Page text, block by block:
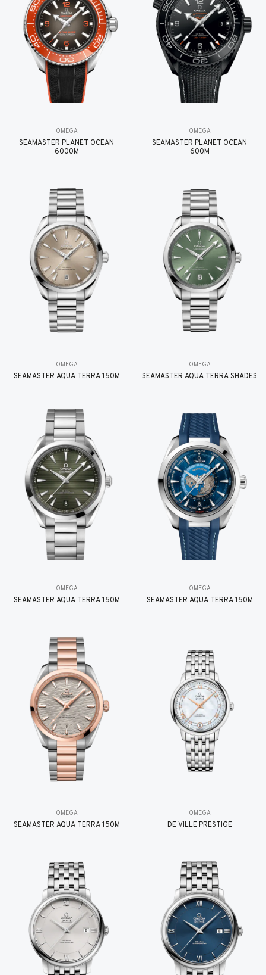
OMEGA
SEAMASTER PLANET OCEAN
6000M
OMEGA
SEAMASTER PLANET OCEAN
600M
OMEGA
SEAMASTER AQUA TERRA 150M
OMEGA
SEAMASTER AQUA TERRA SHADES
OMEGA
SEAMASTER AQUA TERRA 150M
OMEGA
SEAMASTER AQUA TERRA 150M
OMEGA
SEAMASTER AQUA TERRA 150M
OMEGA
DE VILLE PRESTIGE